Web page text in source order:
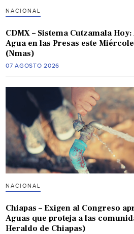
NACIONAL
CDMX – Sistema Cutzamala
Agua en las Presas este
(Nmas)
07 AGOSTO 2026
NACIONAL
Chiapas – Exigen al Congreso
Aguas que proteja a las
Heraldo de Chiapas)